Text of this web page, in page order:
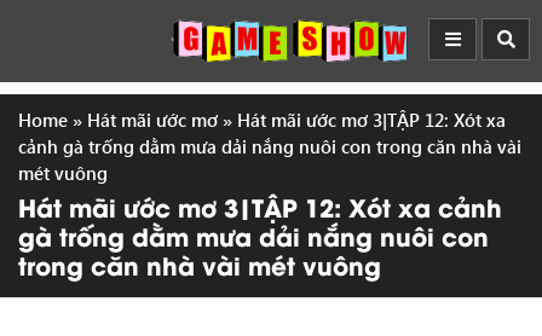
Home » Hát mãi ước mơ » Hát mãi ước mơ 3|TẬP 12: Xót xa
cảnh gà trống dằm mưa dải nắng nuôi con trong căn nhà vài
mét vuông
Hát mãi ước mơ 3|TẬP 12: Xót xa cảnh
gà trống dằm mưa dải nắng nuôi con
trong căn nhà vài mét vuông